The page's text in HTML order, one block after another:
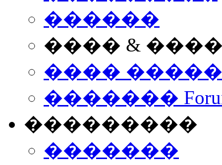
������
���� &
����
�������
���������
�������